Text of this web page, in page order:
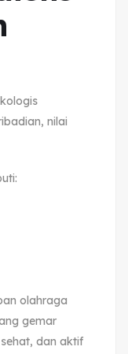
nilai
olahraga
gemar
dan aktif